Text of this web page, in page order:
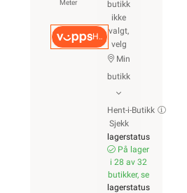
Meter
Hurtigkasse
butikk
ikke
valgt,
velg
Min
butikk
Hent-i-Butikk
Sjekk
lagerstatus
På lager
i 28 av 32
butikker, se
lagerstatus